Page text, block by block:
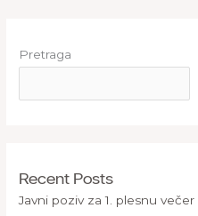
Pretraga
Recent Posts
Javni poziv za 1. plesnu večer